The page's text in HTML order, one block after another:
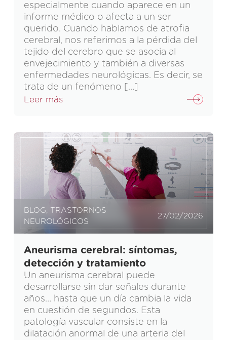
especialmente cuando aparece en un
informe médico o afecta a un ser
querido. Cuando hablamos de atrofia
cerebral, nos referimos a la pérdida del
tejido del cerebro que se asocia al
envejecimiento y también a diversas
enfermedades neurológicas. Es decir, se
trata de un fenómeno […]
Leer más
BLOG
TRASTORNOS
NEUROLÓGICOS
27/02/2026
Aneurisma cerebral: síntomas,
detección y tratamiento
Un aneurisma cerebral puede
desarrollarse sin dar señales durante
años… hasta que un día cambia la vida
en cuestión de segundos. Esta
patología vascular consiste en la
dilatación anormal de una arteria del